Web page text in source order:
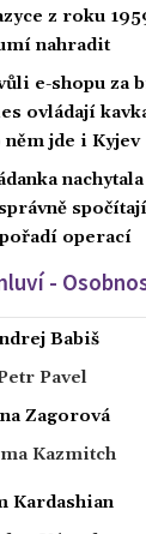
z roku
nahradit
e-shopu za
ovládají
něm jde i Kyjev
operací
-
Babiš
Pavel
Zagorová
Kazmitch
Kardashian